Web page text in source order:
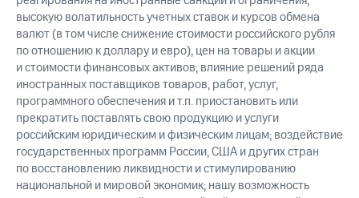
высокую волатильность учетных ставок и курсов обмена
валют (в том числе снижение стоимости российского рубля
по отношению к доллару и евро), цен на товары и акции
и стоимости финансовых активов; влияние решений ряда
иностранных поставщиков товаров, работ, услуг,
программного обеспечения и т.п. приостановить или
прекратить поставлять свою продукцию и услуги
российским юридическим и физическим лицам; воздействие
государственных программ России, США и других стран
по восстановлению ликвидности и стимулированию
национальной и мировой экономик; нашу возможность